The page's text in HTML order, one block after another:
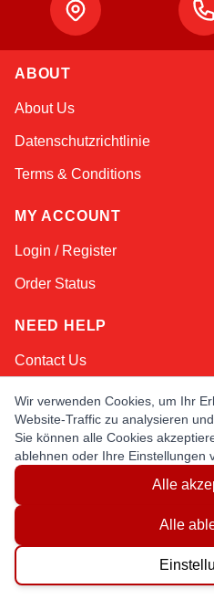
ABOUT
About Us
Datenschutzrichtlinie
Terms & Conditions
MY ACCOUNT
Login / Register
Order Status
NEED HELP
Contact Us
Help / FAQs
Shipping & Returns
KEEP
AFRICA ASIA
Wir verwenden Cookies, um Ihr
Website-Traffic zu analysieren
Sie können alle Cookies
ablehnen oder Ihre Einstellungen
Alle
Alle
Sophie
Online — typically